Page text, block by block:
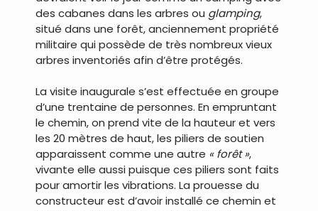
des cabanes dans les arbres ou glamping,
situé dans une forêt, anciennement propriété
militaire qui possède de très nombreux vieux
arbres inventoriés afin d’être protégés.
La visite inaugurale s’est effectuée en groupe
d’une trentaine de personnes. En empruntant
le chemin, on prend vite de la hauteur et vers
les 20 mètres de haut, les piliers de soutien
apparaissent comme une autre « forêt »,
vivante elle aussi puisque ces piliers sont faits
pour amortir les vibrations. La prouesse du
constructeur est d’avoir installé ce chemin et